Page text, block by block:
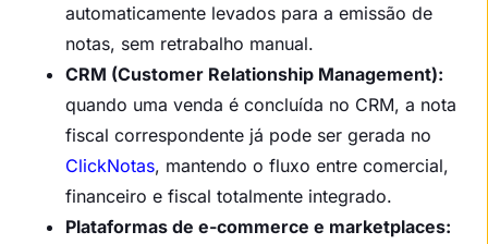
automaticamente levados para a emissão de
notas, sem retrabalho manual.
CRM (Customer Relationship Management):
quando uma venda é concluída no CRM, a nota
fiscal correspondente já pode ser gerada no
ClickNotas, mantendo o fluxo entre comercial,
financeiro e fiscal totalmente integrado.
Plataformas de e-commerce e marketplaces: